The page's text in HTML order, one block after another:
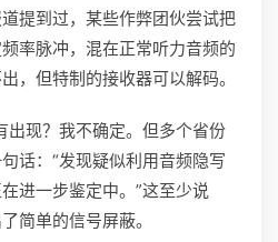
提到过，某些作弊团伙尝试把
率脉冲，混在正常听力音频的
，但特制的接收器可以解码。
现？我不确定。但多个省份
话：“发现疑似利用音频隐写
进一步鉴定中。”这至少说
简单的信号屏蔽。